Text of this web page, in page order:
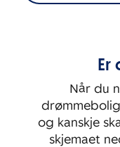
Rom:
3
Er
Når du
og kanskje
skjemaet